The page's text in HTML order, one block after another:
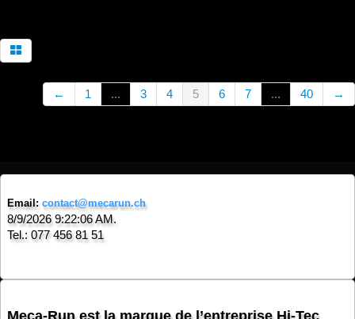
← 1 ... 3 4 5 6 7 ... 40 →
Email: contact@mecarun.ch
8/9/2026 9:22:06 AM.
Tel.: 077 456 81 51
Meca-Run est la marque de l’entreprise Hi-Tec